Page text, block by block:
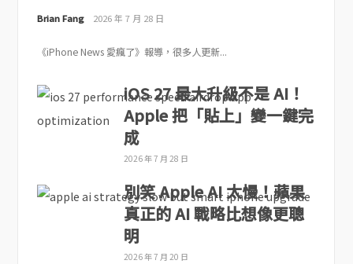
Brian Fang 2026 年 7 月 28 日
《iPhone News 愛瘋了》報導，很多人更新...
iOS 27 最大升級不是 AI！
Apple 把「貼上」變一鍵完
成
2026 年 7 月 28 日
別笑 Apple AI 太慢！蘋果
真正的 AI 戰略比想像更聰
明
2026 年 7 月 20 日